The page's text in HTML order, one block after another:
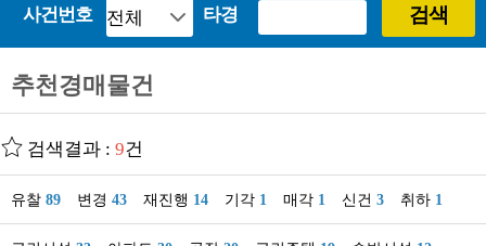
사건번호 타경 검색
추천경매물건
검색결과 : 9건
유찰 89 변경 43 재진행 14 기각 1 매각 1 신건 3 취하 1